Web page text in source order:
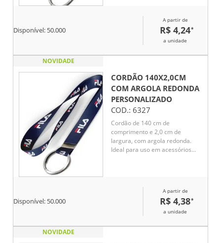
Disponível: 50.000
A partir de
R$ 4,24*
a unidade
NOVIDADE
CORDÃO 140X2,0CM
COM ARGOLA REDONDA
PERSONALIZADO
COD.: 6327
Cordão de 140 cm de
comprimento e 2,0 cm de
largura, com argola redonda.
Ideal para uso em acessórios
proporciona facilidade de
manuseio e durabilidade no uso
Disponível: 50.000
A partir de
R$ 4,38*
a unidade
NOVIDADE